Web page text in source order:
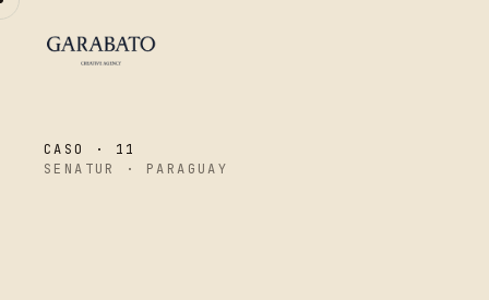
CASO · 11
SENATUR · PARAGUAY